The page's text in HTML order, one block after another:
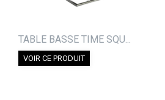
TABLE BASSE TIME SQU...
VOIR CE PRODUIT